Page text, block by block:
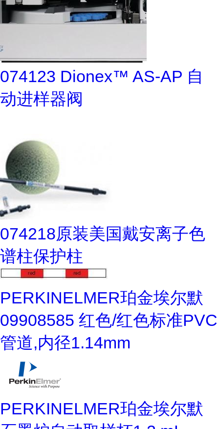
074123 Dionex™ AS-AP 自
动进样器阀
074218原装美国戴安离子色
谱柱保护柱
PERKINELMER珀金埃尔默
09908585 红色/红色标准PVC
管道,内径1.14mm
PERKINELMER珀金埃尔默